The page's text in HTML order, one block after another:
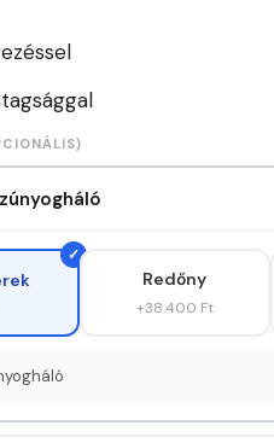
Redőny
+38.400 Ft